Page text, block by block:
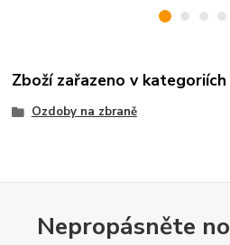
Zboží zařazeno v kategoriích
Ozdoby na zbraně
Nepropásněte